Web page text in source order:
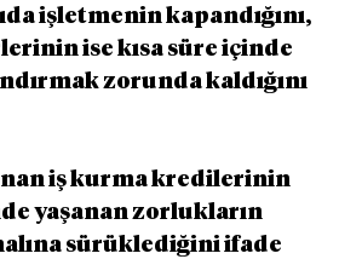
işletmenin kapandığını,
ise kısa süre içinde
zorunda kaldığını
iş kurma kredilerinin
yaşanan zorlukların
sürüklediğini ifade